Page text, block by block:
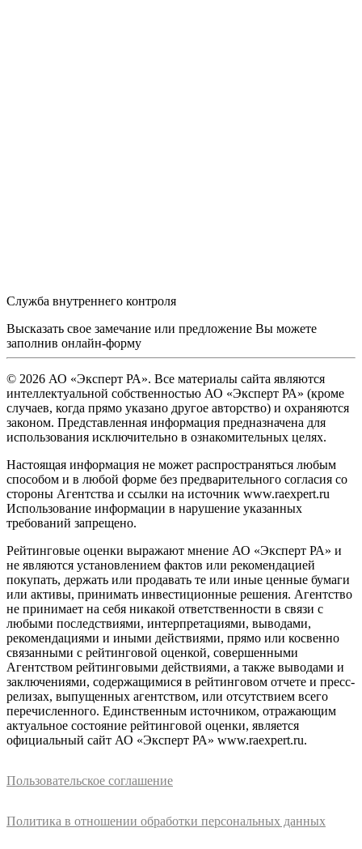
Служба внутреннего контроля
Высказать свое замечание или предложение Вы можете
заполнив онлайн-форму
© 2026 АО «Эксперт РА». Все материалы сайта являются
интеллектуальной собственностью АО «Эксперт РА» (кроме
случаев, когда прямо указано другое авторство) и охраняются
законом. Представленная информация предназначена для
использования исключительно в ознакомительных целях.
Настоящая информация не может распространяться любым
способом и в любой форме без предварительного согласия со
стороны Агентства и ссылки на источник www.raexpert.ru
Использование информации в нарушение указанных
требований запрещено.
Рейтинговые оценки выражают мнение АО «Эксперт РА» и
не являются установлением фактов или рекомендацией
покупать, держать или продавать те или иные ценные бумаги
или активы, принимать инвестиционные решения. Агентство
не принимает на себя никакой ответственности в связи с
любыми последствиями, интерпретациями, выводами,
рекомендациями и иными действиями, прямо или косвенно
связанными с рейтинговой оценкой, совершенными
Агентством рейтинговыми действиями, а также выводами и
заключениями, содержащимися в рейтинговом отчете и пресс-
релизах, выпущенных агентством, или отсутствием всего
перечисленного. Единственным источником, отражающим
актуальное состояние рейтинговой оценки, является
официальный сайт АО «Эксперт РА» www.raexpert.ru.
Пользовательское соглашение
Политика в отношении обработки персональных данных